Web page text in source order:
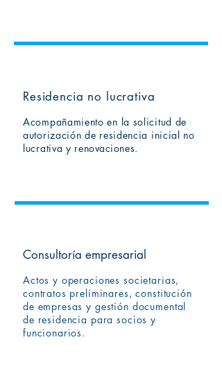
Residencia no lucrativa
Acompañamiento en la solicitud de
autorización de residencia inicial no
lucrativa y renovaciones.
Consultoría empresarial
Actos y operaciones societarias,
contratos preliminares, constitución
de empresas y gestión documental
de residencia para socios y
funcionarios.